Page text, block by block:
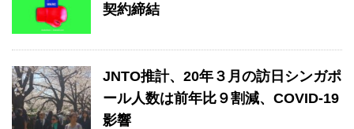
契約締結
JNTO推計、20年３月の訪日シンガポ
ール人数は前年比９割減、COVID-19
影響